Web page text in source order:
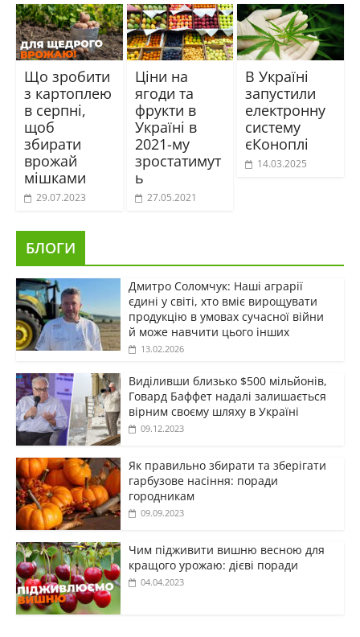
Що зробити
з картоплею
в серпні,
щоб
збирати
врожай
мішками
29.07.2023
Ціни на
ягоди та
фрукти в
Україні в
2021-му
зростатимут
ь
27.05.2021
В Україні
запустили
електронну
систему
єКоноплі
14.03.2025
БЛОГИ
Дмитро Соломчук: Наші аграрії
єдині у світі, хто вміє вирощувати
продукцію в умовах сучасної війни
й може навчити цього інших
13.02.2026
Виділивши близько $500 мільйонів,
Говард Баффет надалі залишається
вірним своєму шляху в Україні
09.12.2023
Як правильно збирати та зберігати
гарбузове насіння: поради
городникам
09.09.2023
Чим підживити вишню весною для
кращого урожаю: дієві поради
04.04.2023